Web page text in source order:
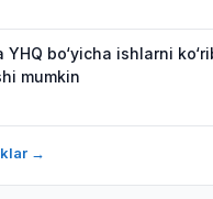
YHQ bo‘yicha ishlarni
mumkin
→